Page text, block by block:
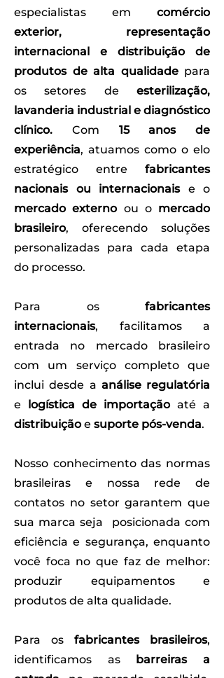
especialistas em comércio
exterior, representação
internacional e distribuição de
produtos de alta qualidadepara
os setores de esterilização,
lavanderia industrial e diagnóstico
clínico. Com
15 anos de
experiência, atuamos como o elo
estratégico entre fabricantes
nacionais ou internacionaise o
mercado externoou o mercado
brasileiro, oferecendo soluções
personalizadas para cada etapa
do processo.
Para os fabricantes
internacionais, facilitamos a
entrada no mercado brasileiro
com um serviço completo que
inclui desde a análise regulatória
e logística de importaçãoaté a
distribuiçãoe suporte pós-venda.
Nosso conhecimento das normas
brasileiras e nossa rede de
contatos no setor garantem que
sua marca seja posicionada com
eficiência e segurança, enquanto
você foca no que faz de melhor:
produzir equipamentos e
produtos de alta qualidade.
Para os fabricantes brasileiros,
identificamos as barreiras a